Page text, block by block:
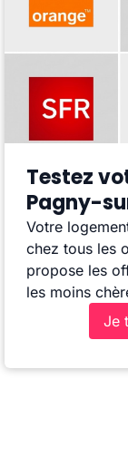
Testez
Pagny-
Votre
chez tous les
propose les
les moins
Je